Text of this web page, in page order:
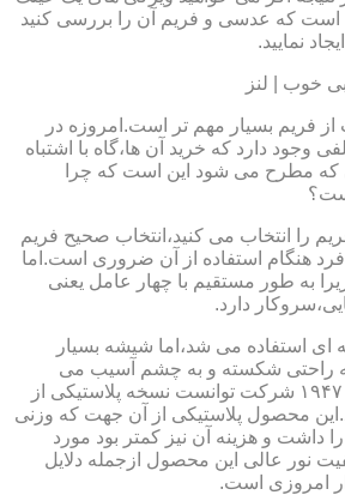
است که عدسی و فریم آن را بررسی کنید
نمایید.
خوب | لنز
فریم بسیار مهم تر است.امروزه در
وجود دارد که خرید آن ها،گاه با اشتباه
مطرح می شود این است که چرا
را انتخاب می کنید،انتخاب صحیح فریم
هنگام استفاده از آن ضروری است.اما
به طور مستقیم با چهار عامل یعنی
دارد.
استفاده می شد،اما شیشه بسیار
راحتی شکسته و به چشم آسیب می
رساند.در نهایت در سال ۱۹۴۷ شرکت توانست نسخه پلاستیکی از
محصول پلاستیکی از آن جهت که وزنی
و هزینه آن نیز کمتر بود مورد
نور عالی این محصول ازجمله دلایل
امروزی است.